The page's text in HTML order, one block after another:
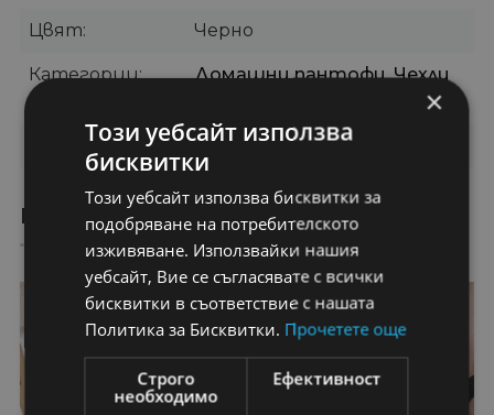
Цвят Черно
Категории Домашни пантофи,Чехли
ALOGO
ПРЕПОРЪЧАНИ ПРОДУКТИ
45%
×
Този уебсайт използва
бисквитки
Този уебсайт използва бисквитки за
подобряване на потребителското
изживяване. Използвайки нашия
уебсайт, Вие се съгласявате с всички
бисквитки в съответствие с нашата
Политика за Бисквитки. Прочетете още
Строго
необходимо
Ефективност